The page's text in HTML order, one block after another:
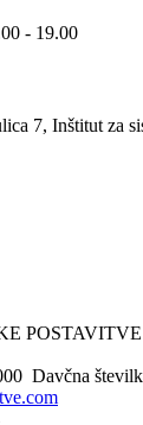
- 19.00
7, Inštitut za
Davčna